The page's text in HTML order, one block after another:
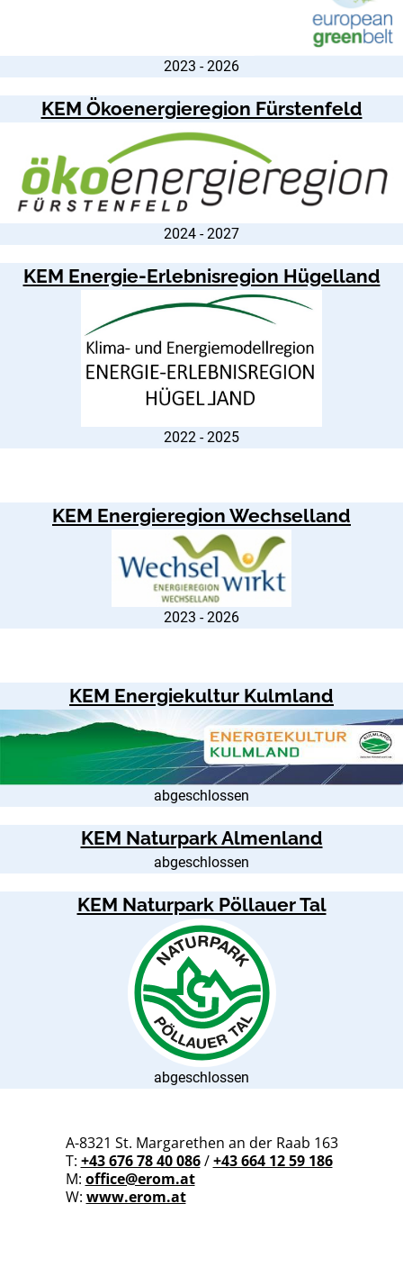
2023 - 2026
KEM Ökoenergieregion Fürstenfeld
2024 - 2027
KEM Energie-Erlebnisregion Hügelland
2022 - 2025
KEM Energieregion Wechselland
2023 - 2026
KEM Energiekultur Kulmland
abgeschlossen
KEM Naturpark Almenland
abgeschlossen
KEM Naturpark Pöllauer Tal
abgeschlossen
A-8321 St. Margarethen an der Raab 163
T: +43 676 78 40 086/+43 664 12 59 186
M: office@erom.at
W: www.erom.at